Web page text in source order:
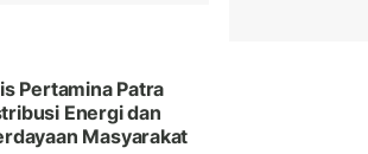
Pertamina Patra
Energi dan
Masyarakat